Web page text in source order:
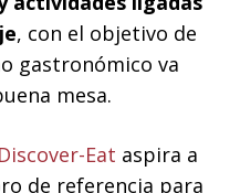
, con el objetivo de
gastronómico va
mesa.
Discover-Eat aspira a
de referencia para